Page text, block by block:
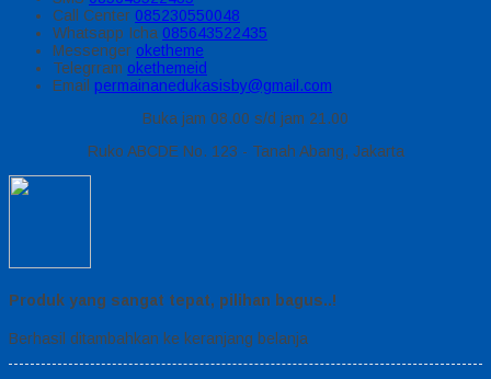
Call Center 085230550048
Whatsapp Icha 085643522435
Messenger oketheme
Telegrram okethemeid
Email permainanedukasisby@gmail.com
Buka jam 08.00 s/d jam 21.00
Ruko ABCDE No. 123 - Tanah Abang, Jakarta
Produk yang sangat tepat, pilihan bagus..!
Berhasil ditambahkan ke keranjang belanja